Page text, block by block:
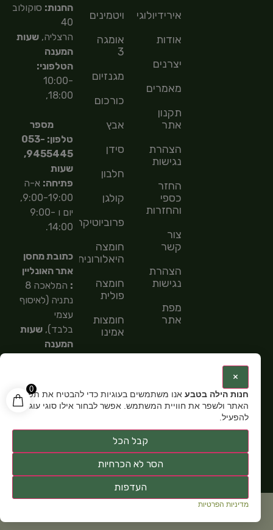
0
אירידיולוגיה
אודות
יצרנים
מאמרים
תקנון
אתר
הצהרת
נגישות
החזר
כספי
והחזרות
צור
קשר
הצהרת
נגישות
מפת
אתר
ויטמינים
אומגה
3
מגנזיום
כורכום
אבץ
סידן
חלבון
קולגן
פרוביוטיקה
חומצה
היאלורונית
חומצה
פולית
חומצות
אמינו
חומצות
החנות: סוקולוב
40
הרצליה,שעות
המענה
הטלפוני:
10:00-
18:00,
מספר
טלפון: 053-
9455445,
שעות
פתיחה: א-ה
9:00-19:00,
יום ו 9:00-
14:00.
כתובת מחסן
אתר האונליין
:
המלאכה 8
נתניה (לאיסוף
עצמי
בלבד),שעות
המענה
מספר
טלפון: 054-
פתיחה:א-ה
×
חנות הילה בטבע אנו משתמשים בעוגיות כדי להבטיח את תפקוד
האתר ולשפר את חוויית המשתמש. אפשר לבחור אילו סוגי עוגיות
להפעיל.
קבל הכל
הסר לא הכרחיות
העדפות
מדיניות הפרטיות